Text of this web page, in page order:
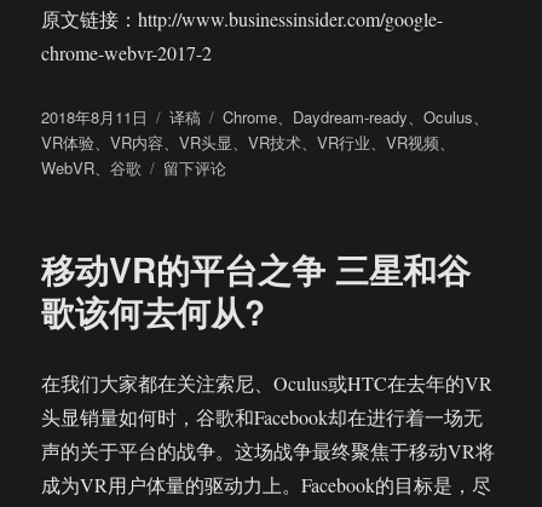
原文链接：http://www.businessinsider.com/google-
chrome-webvr-2017-2
发
布
于
2018年8月11日
分
类
译稿
标
签
Chrome、 Daydream-ready、Oculus、
VR体验、VR内容、VR头显、VR技术、VR行业、VR视频、
WebVR、谷歌
于
行
业?
谷
Chrome
浏
览
器
能
否
留下评论
移动VR的平台之争 三星和谷
歌该何去何从?
在我们大家都在关注索尼、Oculus或HTC在去年的VR
头显销量如何时，谷歌和Facebook却在进行着一场无
声的关于平台的战争。这场战争最终聚焦于移动VR将
成为VR用户体量的驱动力上。Facebook的目标是，尽